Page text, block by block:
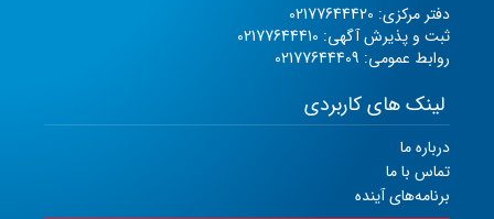
دفتر مرکزی: 02177644420
ثبت و پذیرش آگهی: 02177644410
روابط عمومی: 02177644409
لینک های کاربردی
درباره ما
تماس با ما
برنامه‌های آینده